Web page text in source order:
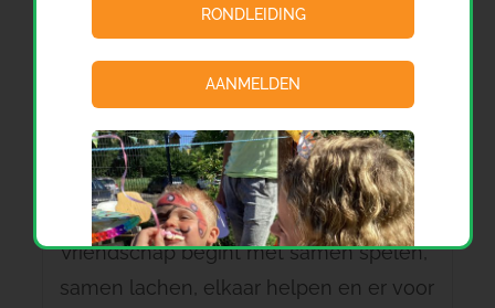
Vandaag vieren we de dag van de
vriendschap! 💛
Vriendschap begint met samen spelen,
samen lachen, elkaar helpen en er voor
RONDLEIDING
AANMELDEN